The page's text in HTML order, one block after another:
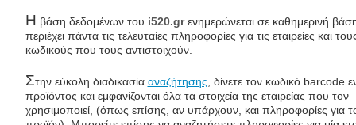
Η βάση δεδομένων του i520.grενημερώνεται σε καθημερινή
περιέχει πάντα τις τελευταίες πληροφορίες για τις εταιρείες και
κωδικούς που τους αντιστοιχούν.
Στην εύκολη διαδικασία αναζήτησης, δίνετε τον κωδικό barcode
προϊόντος και εμφανίζονται όλα τα στοιχεία της εταιρείας που τον
χρησιμοποιεί, (όπως επίσης, αν υπάρχουν, και πληροφορίες για